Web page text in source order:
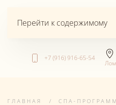
Перейти к содержимому
+7 (916) 916-65-54
ГЛАВНАЯ СПА-